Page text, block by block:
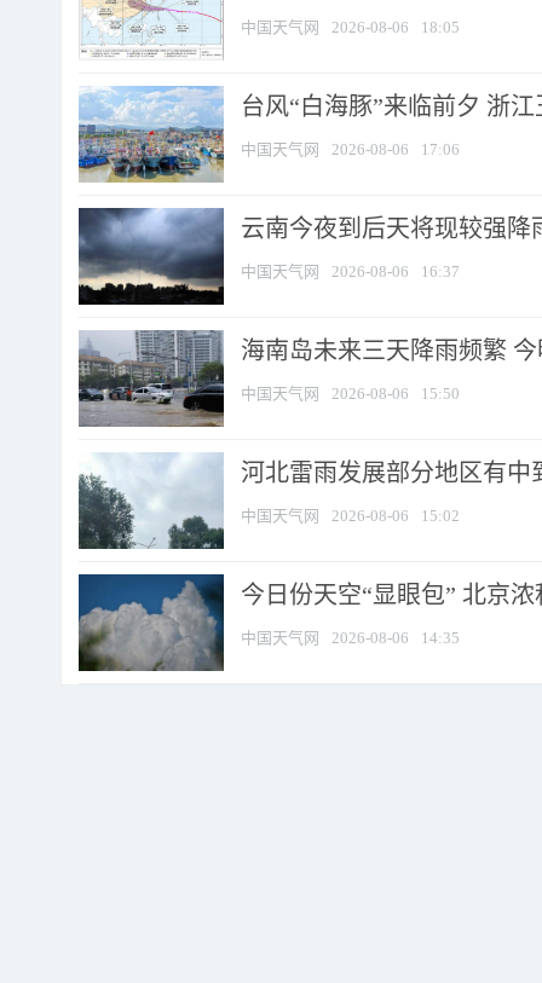
中国天气网 2026-08-06 18:05
台风“白海豚”来临前夕 浙
中国天气网 2026-08-06 17:06
云南今夜到后天将现较强降
中国天气网 2026-08-06 16:37
海南岛未来三天降雨频繁
中国天气网 2026-08-06 15:50
河北雷雨发展部分地区有中
中国天气网 2026-08-06 15:02
今日份天空“显眼包” 北京
中国天气网 2026-08-06 14:35